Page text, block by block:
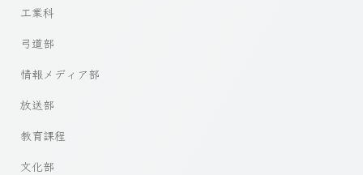
工業科
弓道部
情報メディア部
放送部
教育課程
文化部